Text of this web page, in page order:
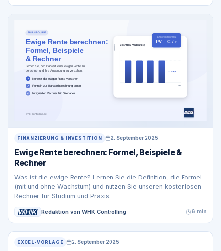
FINANZIERUNG & INVESTITION 2. September 2025
Ewige Rente berechnen: Formel, Beispiele &
Rechner
Was ist die ewige Rente? Lernen Sie die Definition, die Formel
(mit und ohne Wachstum) und nutzen Sie unseren kostenlosen
Rechner für Studium und Praxis.
Redaktion von WHK Controlling 6 min
EXCEL-VORLAGE 2. September 2025